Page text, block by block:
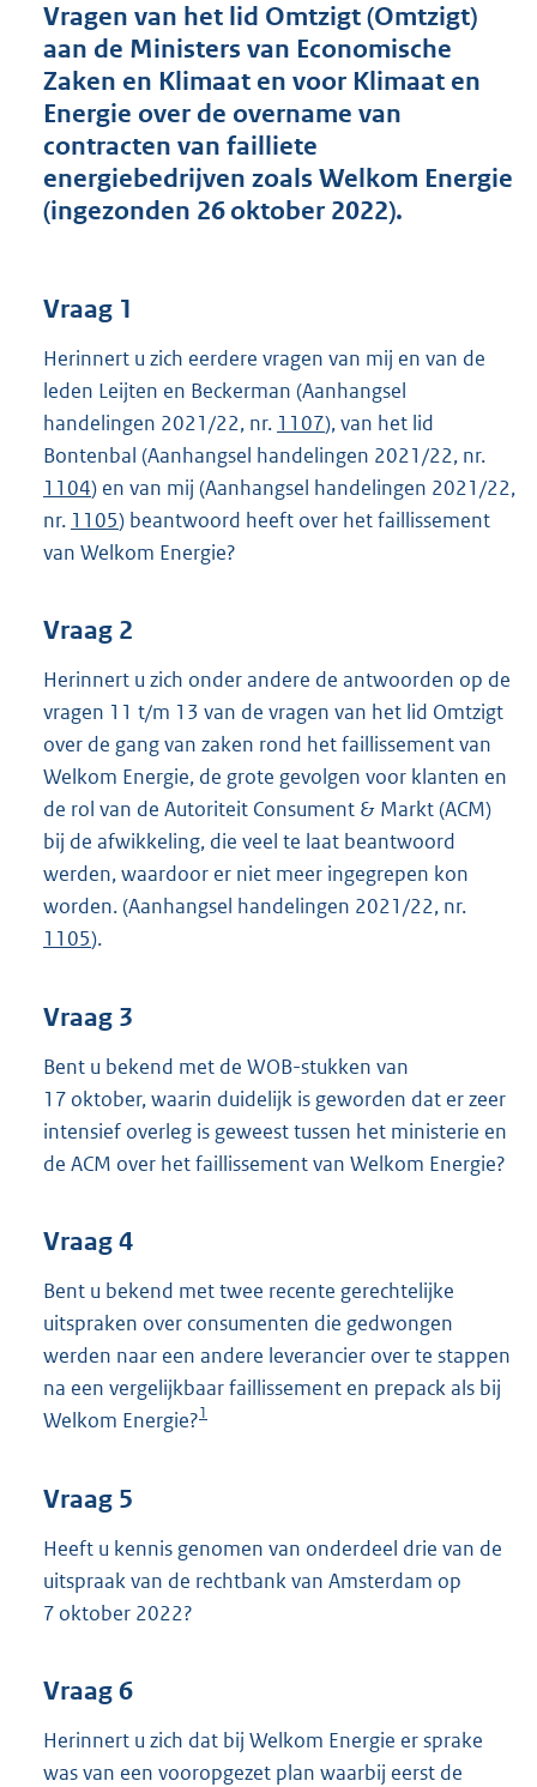
d
s
g
r
t
t
b
Vragen van het lid Omtzigt (Omtzigt)
aan de Ministers van Economische
Zaken en Klimaat en voor Klimaat en
Energie over de overname van
contracten van failliete
energiebedrijven zoals Welkom Energie
(ingezonden 26 oktober 2022).
Vraag 1
Herinnert u zich eerdere vragen van mij en van de
leden Leijten en Beckerman (Aanhangsel
handelingen 2021/22, nr. 1107), van het lid
Bontenbal (Aanhangsel handelingen 2021/22, nr.
1104) en van mij (Aanhangsel handelingen 2021/22,
nr. 1105) beantwoord heeft over het faillissement
van Welkom Energie?
Vraag 2
Herinnert u zich onder andere de antwoorden op de
vragen 11 t/m 13 van de vragen van het lid Omtzigt
over de gang van zaken rond het faillissement van
Welkom Energie, de grote gevolgen voor klanten en
de rol van de Autoriteit Consument & Markt (ACM)
bij de afwikkeling, die veel te laat beantwoord
werden, waardoor er niet meer ingegrepen kon
worden. (Aanhangsel handelingen 2021/22, nr.
1105).
Vraag 3
Bent u bekend met de WOB-stukken van
17 oktober, waarin duidelijk is geworden dat er zeer
intensief overleg is geweest tussen het ministerie en
de ACM over het faillissement van Welkom Energie?
Vraag 4
Bent u bekend met twee recente gerechtelijke
uitspraken over consumenten die gedwongen
werden naar een andere leverancier over te stappen
na een vergelijkbaar faillissement en prepack als bij
Welkom Energie?1
Vraag 5
Heeft u kennis genomen van onderdeel drie van de
uitspraak van de rechtbank van Amsterdam op
7 oktober 2022?
Vraag 6
Herinnert u zich dat bij Welkom Energie er sprake
was van een vooropgezet plan waarbij eerst de